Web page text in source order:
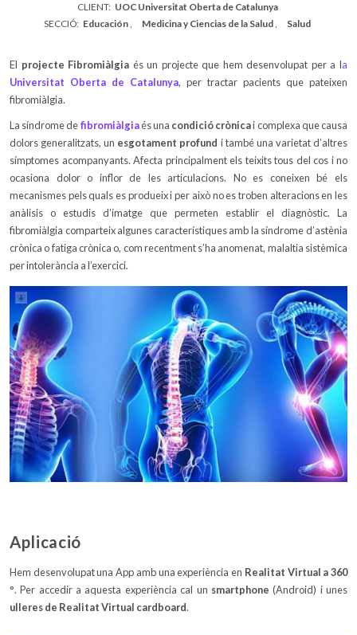
CLIENT: UOC Universitat Oberta de Catalunya
SECCIÓ: Educación Medicina y Ciencias de la Salud Salud
El projecte Fibromiàlgia és un projecte que hem desenvolupat per a la
Universitat Oberta de Catalunya, per tractar pacients que pateixen
fibromiàlgia.
La síndrome defibromiàlgiaés una condició crònicai complexa que causa
dolors generalitzats, un esgotament profund i també una varietat d’altres
símptomes acompanyants. Afecta principalment els teixits tous del cos i no
ocasiona dolor o inflor de les articulacions. No es coneixen bé els
mecanismes pels quals es produeix i per això no es troben alteracions en les
anàlisis o estudis d’imatge que permeten establir el diagnòstic. La
fibromiàlgia comparteix algunes característiques amb la síndrome d’astènia
crònica o fatiga crònica o, com recentment s’ha anomenat, malaltia sistèmica
per intolerància a l’exercici.
Aplicació
Hem desenvolupat una App amb una experiència en Realitat Virtual a 360
º. Per accedir a aquesta experiència cal un smartphone (Android) i unes
ulleres de Realitat Virtual cardboard.